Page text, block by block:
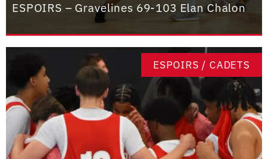
ESPOIRS – Gravelines 69-103 Elan Chalon
ESPOIRS / CADETS